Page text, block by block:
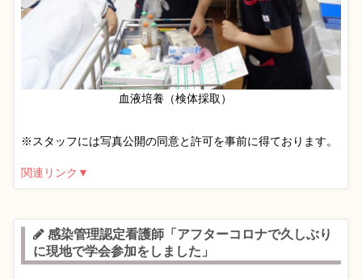
血液培養（検体採取）
※スタッフには写真公開の同意と許可を事前に得ております。
関連リンク▼
感染管理認定看護師「アフターコロナで久しぶり
に現地で学会参加をしました」